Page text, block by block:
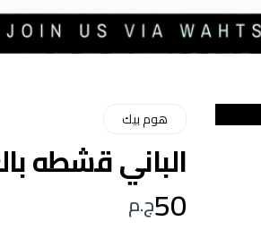
هوم بيك
الباني قشطه
50ج.م